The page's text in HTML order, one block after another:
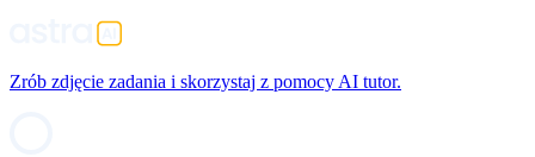
Zrób zdjęcie zadania i skorzystaj z pomocy AI tutor.